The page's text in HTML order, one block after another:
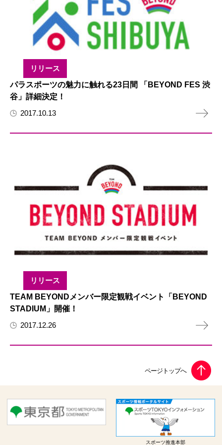
リリース
パラスポーツの魅力に触れる23日間 「BEYOND FES 渋
谷」詳細決定！
2017.10.13
リリース
TEAM BEYONDメンバー限定観戦イベント「BEYOND
STADIUM」開催！
2017.12.26
スポーツ推進本部